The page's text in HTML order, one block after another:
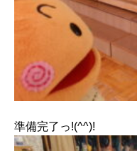
準備完了っ!(^^)!